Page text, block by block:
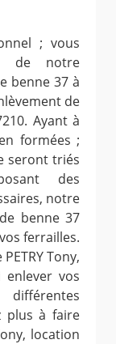
; vous
de notre
benne 37 à
de
Ayant à
formées ;
seront triés
des
notre
benne 37
ferrailles.
Tony,
vos
plus à faire
location